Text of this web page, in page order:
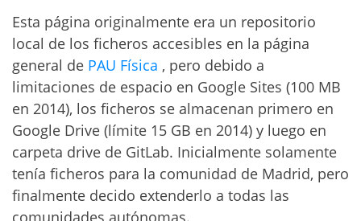
Esta página originalmente era un repositorio
local de los ficheros accesibles en la página
general de PAU Física , pero debido a
limitaciones de espacio en Google Sites (100 MB
en 2014), los ficheros se almacenan primero en
Google Drive (límite 15 GB en 2014) y luego en
carpeta drive de GitLab. Inicialmente solamente
tenía ficheros para la comunidad de Madrid, pero
finalmente decido extenderlo a todas las
comunidades autónomas.